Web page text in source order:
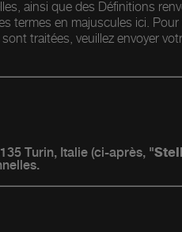
ainsi que des Définitions
termes en majuscules ici.
traitées, veuillez envoyer
Turin, Italie (ci-après, "